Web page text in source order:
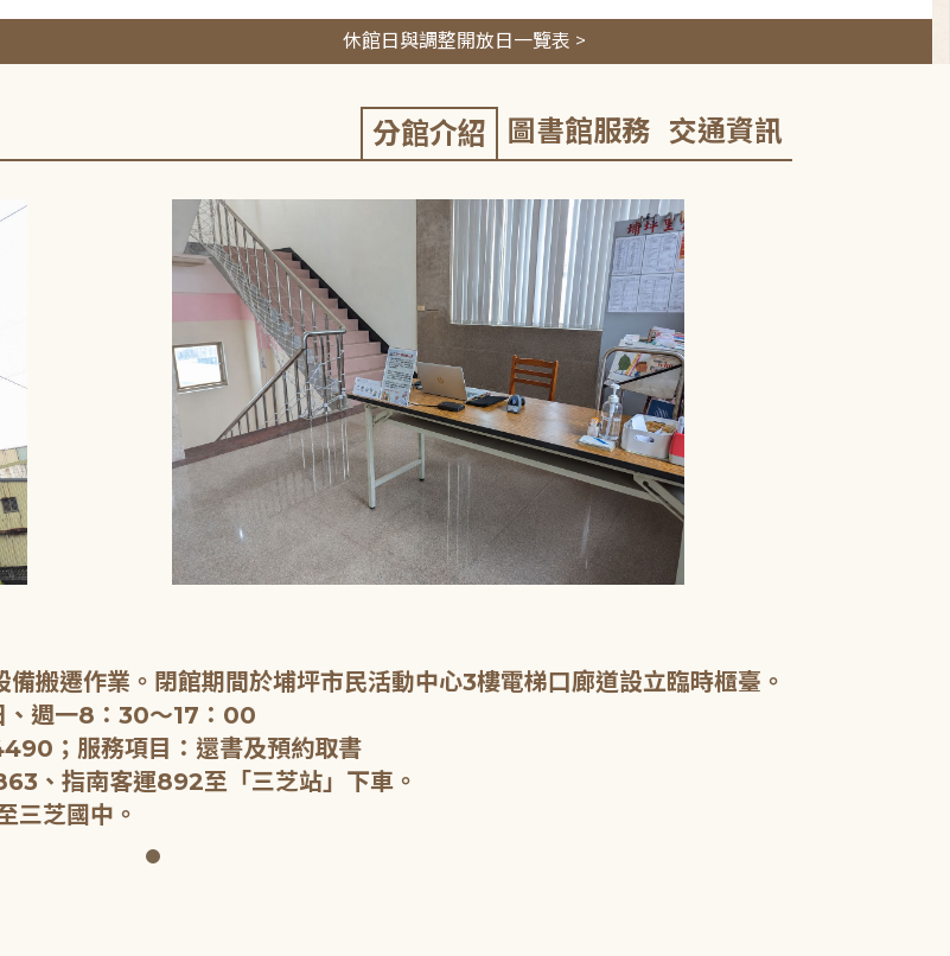
休館日與調整開放日一覽表 >
分館介紹 圖書館服務 交通資訊
搬遷作業。閉館期間於埔坪市民活動中心3樓電梯口廊道設立臨時櫃臺。
、週一8：30～17：00
；服務項目：還書及預約取書
、指南客運892至「三芝站」下車。
三芝國中。